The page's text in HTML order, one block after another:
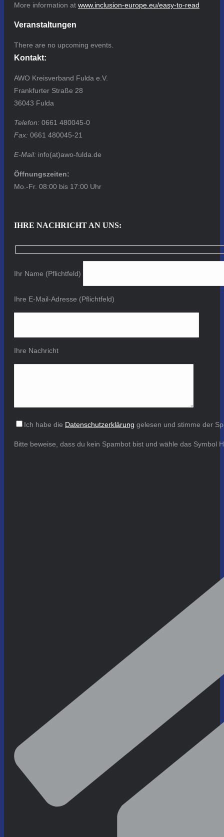
More information at www.inclusion-europe.eu/easy-to-read
Veranstaltungen
There are no upcoming events.
Kontakt:
AWO Kreisverband Fulda e.V.
Frankfurter Straße 28
36043 Fulda
Telefon: 0661 480045-0
Fax: 0661 480045-21
E-Mail: info(at)awo-fulda.de
Öffnungszeiten:
Mo.-Fr. 08:00 bis 17:00 Uhr
IHRE NACHRICHT AN UNS:
Ihr Name (Pflichtfeld)
Ihre E-Mail-Adresse (Pflichtfeld)
Ihre Nachricht
Ich habe die Datenschutzerklärung gelesen und stimme der
Bitte beweise, dass du kein Spambot bist und wähle das Symbol